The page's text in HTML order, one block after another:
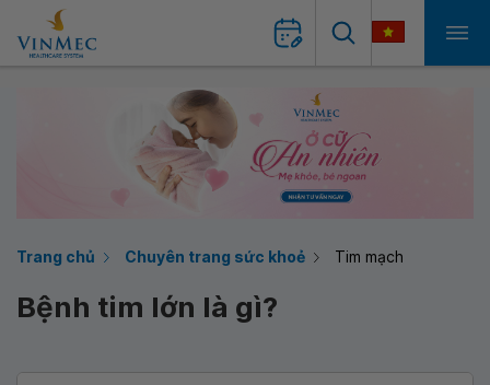
Trang chủ Chuyên trang sức khoẻ Tim mạch
Bệnh tim lớn là gì?